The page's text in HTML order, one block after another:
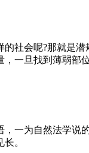
的社会呢?那就是
一旦找到薄弱部
，一为自然法学
。